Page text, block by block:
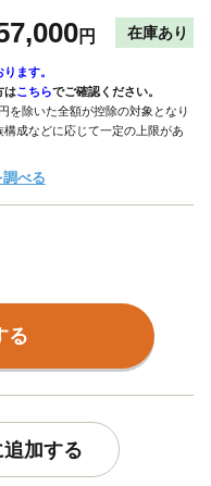
円 在庫あり
ます。
はこちらでご確認ください。
を除いた全額が控除の対象となり
成などに応じて一定の上限があ
べる
る
加する